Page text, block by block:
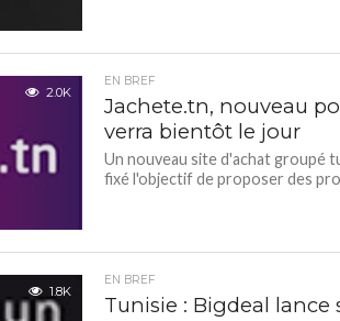
2.0K
EN BREF
Jachete.tn, nouveau
verra bientôt le jour
Un nouveau site d'achat groupé
fixé l'objectif de proposer des
1.8K
EN BREF
Tunisie : Bigdeal